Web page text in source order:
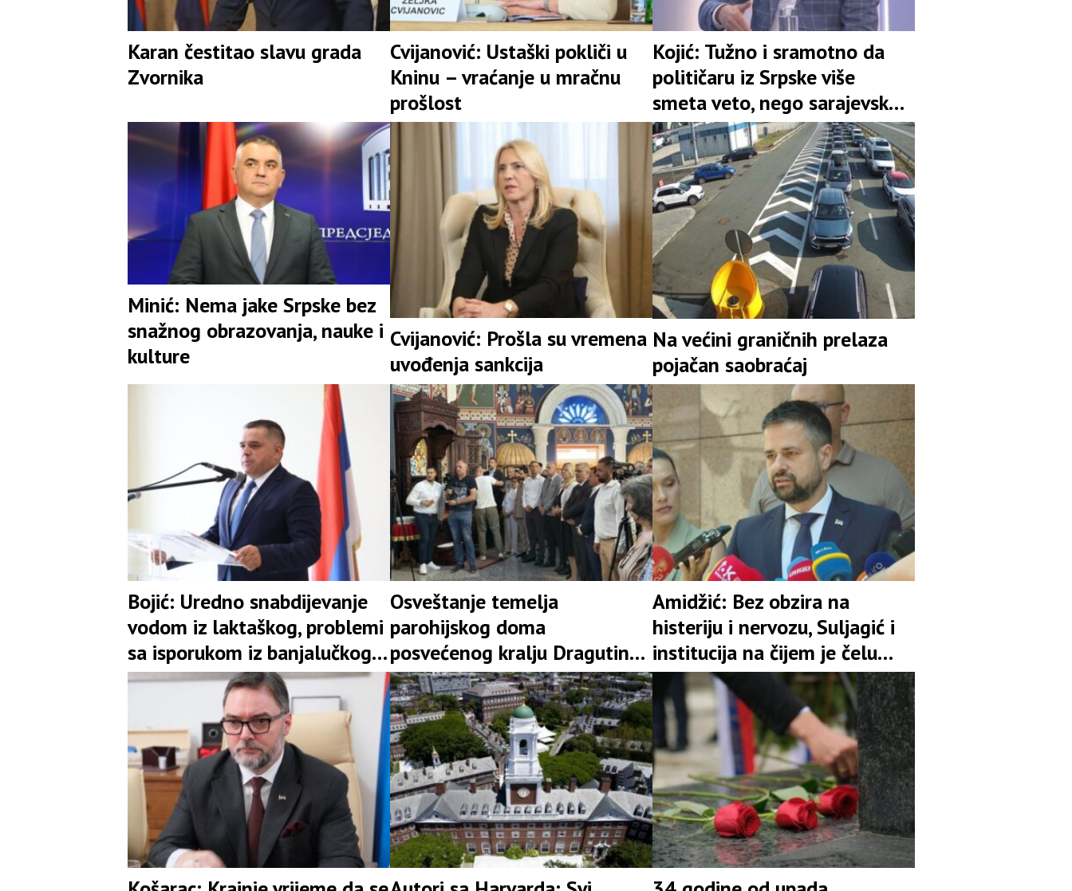
Karan čestitao slavu grada
Zvornika
Cvijanović: Ustaški pokliči u
Kninu – vraćanje u mračnu
prošlost
Kojić: Tužno i sramotno da
političaru iz Srpske više
smeta veto, nego sarajevsko
preglasavanje
Minić: Nema jake Srpske bez
snažnog obrazovanja, nauke i
kulture
Cvijanović: Prošla su vremena
uvođenja sankcija
Na većini graničnih prelaza
pojačan saobraćaj
Bojić: Uredno snabdijevanje
vodom iz laktaškog, problemi
sa isporukom iz banjalučkog
vodovoda
Osveštanje temelja
parohijskog doma
posvećenog kralju Dragutinu,
prisustvuje Cvijanovićeva
Amidžić: Bez obzira na
histeriju i nervozu, Suljagić i
institucija na čijem je čelu
nisu i ne mogu biti iznad
zakona